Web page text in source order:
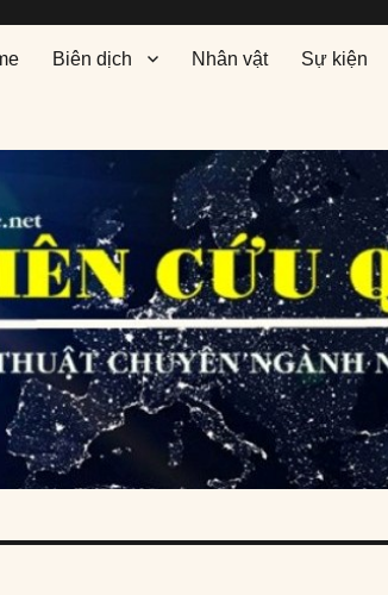
Biên dịch Nhân vật Sự kiện